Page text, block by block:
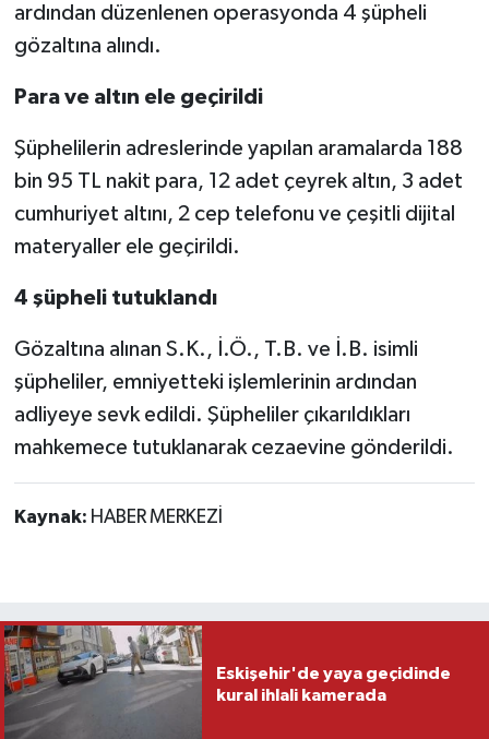
ardından düzenlenen operasyonda 4 şüpheli
gözaltına alındı.
Para ve altın ele geçirildi
Şüphelilerin adreslerinde yapılan aramalarda 188
bin 95 TL nakit para, 12 adet çeyrek altın, 3 adet
cumhuriyet altını, 2 cep telefonu ve çeşitli dijital
materyaller ele geçirildi.
4 şüpheli tutuklandı
Gözaltına alınan S.K., İ.Ö., T.B. ve İ.B. isimli
şüpheliler, emniyetteki işlemlerinin ardından
adliyeye sevk edildi. Şüpheliler çıkarıldıkları
mahkemece tutuklanarak cezaevine gönderildi.
Kaynak: HABER MERKEZİ
Eskişehir'de yaya geçidinde
kural ihlali kamerada